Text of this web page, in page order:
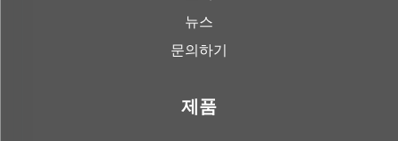
뉴스
문의하기
제품